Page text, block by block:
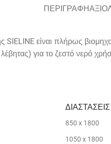
ΠΕΡΙΓΡΑΦΗ
SIELINE είναι πλήρως
για το ζεστό νερό
850 x 1800
1050 x 1800